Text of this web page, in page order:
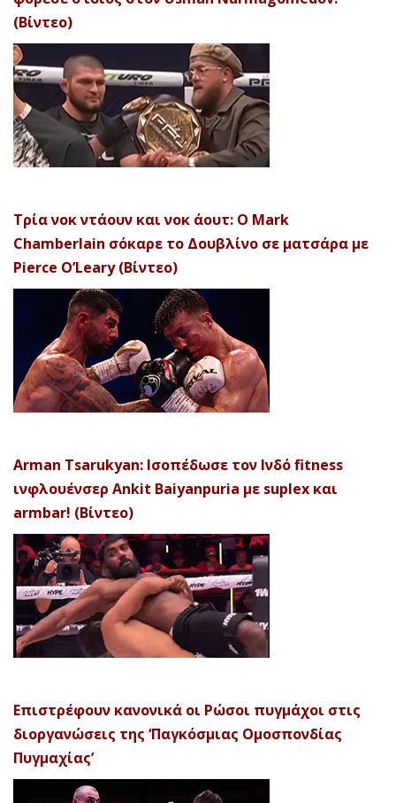
(Βίντεο)
Τρία νοκ ντάουν και νοκ άουτ: Ο Mark
Chamberlain σόκαρε το Δουβλίνο σε ματσάρα με
Pierce O’Leary (Βίντεο)
Arman Tsarukyan: Ισοπέδωσε τον Ινδό fitness
ινφλουένσερ Ankit Baiyanpuria με suplex και
armbar! (Βίντεο)
Επιστρέφουν κανονικά οι Ρώσοι πυγμάχοι στις
διοργανώσεις της ‘Παγκόσμιας Ομοσπονδίας
Πυγμαχίας’